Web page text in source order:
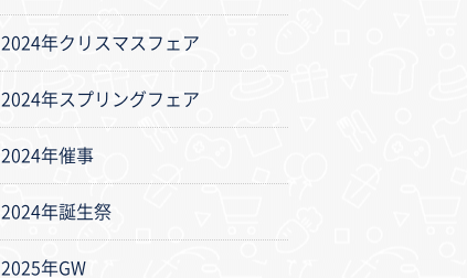
2024年クリスマスフェア
2024年スプリングフェア
2024年催事
2024年誕生祭
2025年GW